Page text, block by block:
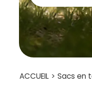
ACCUEIL > Sacs en